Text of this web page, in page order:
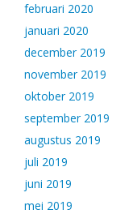
februari 2020
januari 2020
december 2019
november 2019
oktober 2019
september 2019
augustus 2019
juli 2019
juni 2019
mei 2019